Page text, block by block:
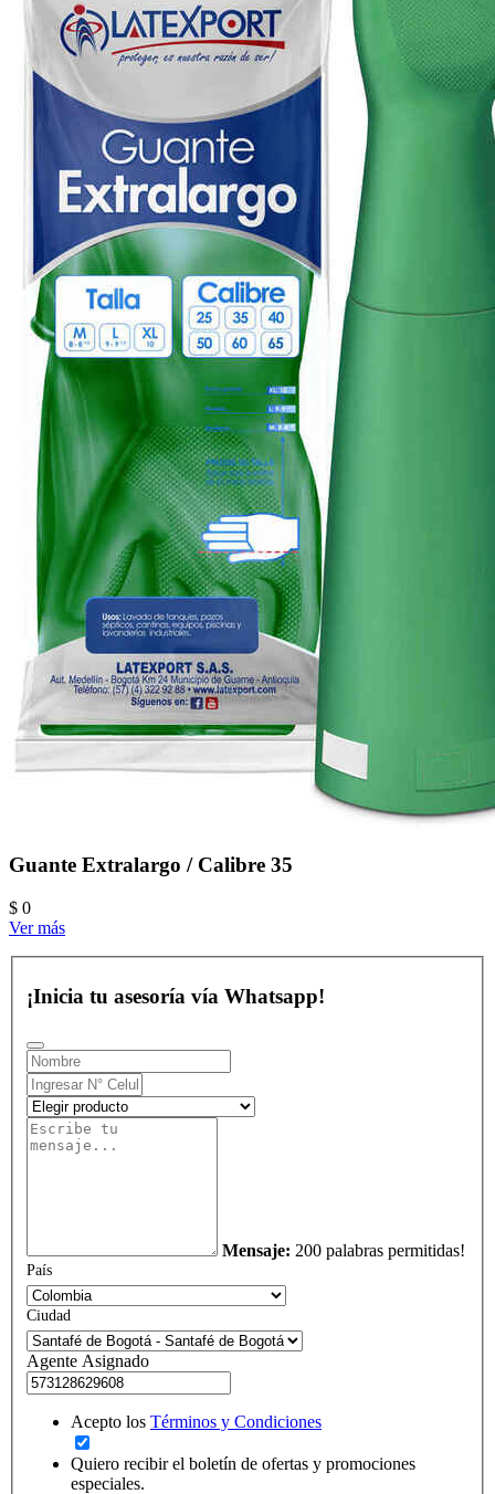
Guante Extralargo / Calibre 35
$ 0
Ver más
¡Inicia tu asesoría vía Whatsapp!
Mensaje: 200 palabras permitidas!
País
Ciudad
Agente Asignado
Acepto los Términos y Condiciones
Quiero recibir el boletín de ofertas y promociones
especiales.